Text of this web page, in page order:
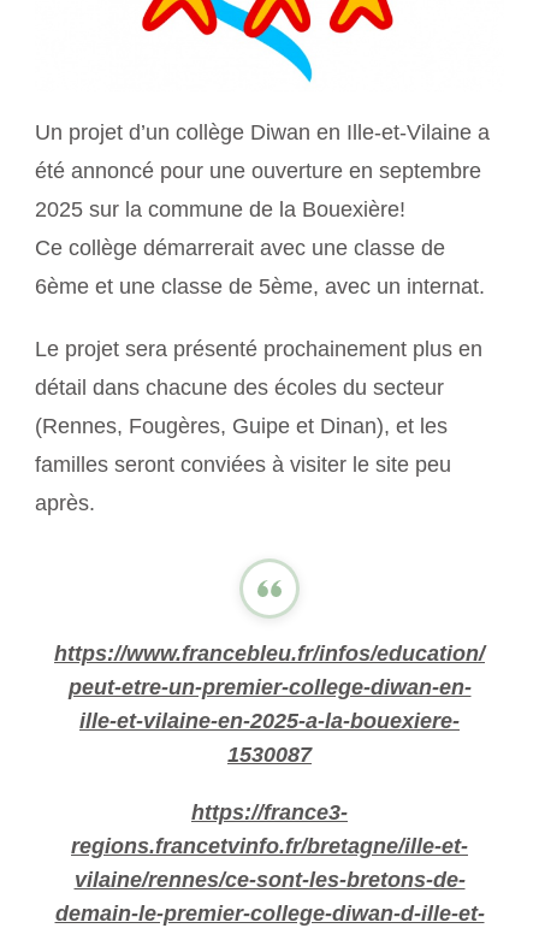
Un projet d’un collège Diwan en Ille-et-Vilaine a
été annoncé pour une ouverture en septembre
2025 sur la commune de la Bouexière!
Ce collège démarrerait avec une classe de
6ème et une classe de 5ème, avec un internat.
Le projet sera présenté prochainement plus en
détail dans chacune des écoles du secteur
(Rennes, Fougères, Guipe et Dinan), et les
familles seront conviées à visiter le site peu
après.
https://www.francebleu.fr/infos/education/
peut-etre-un-premier-college-diwan-en-
ille-et-vilaine-en-2025-a-la-bouexiere-
1530087
https://france3-
regions.francetvinfo.fr/bretagne/ille-et-
vilaine/rennes/ce-sont-les-bretons-de-
demain-le-premier-college-diwan-d-ille-et-